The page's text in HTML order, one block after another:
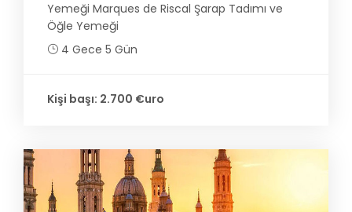
Yemeği Marques de Riscal Şarap Tadımı ve
Öğle Yemeği
4 Gece 5 Gün
Kişi başı: 2.700 €uro